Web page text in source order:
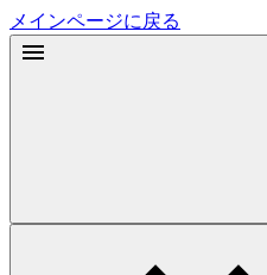
メインページに戻る